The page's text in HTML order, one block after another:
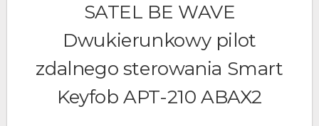
SATEL BE WAVE
Dwukierunkowy pilot
zdalnego sterowania Smart
Keyfob APT-210 ABAX2